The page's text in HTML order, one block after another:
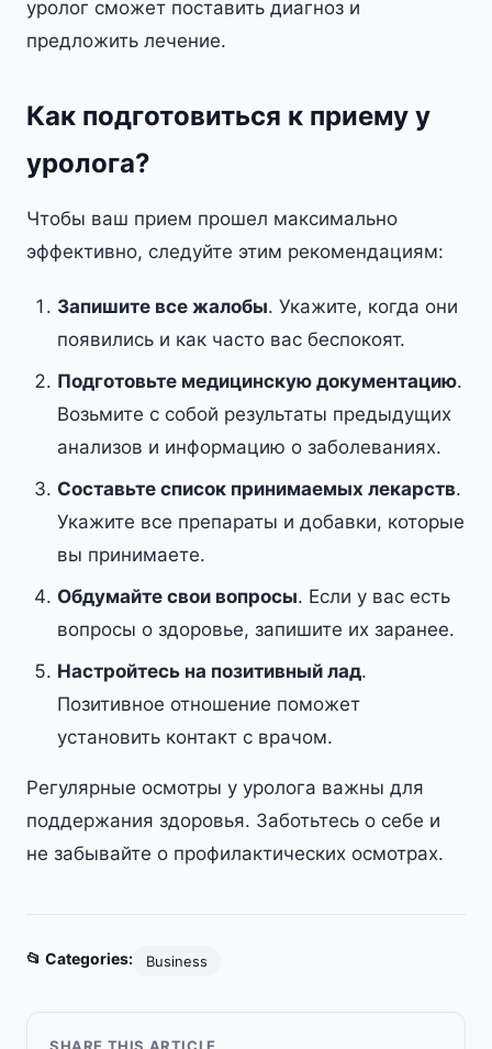
уролог сможет поставить диагноз и
предложить лечение.
Как подготовиться к приему у
уролога?
Чтобы ваш прием прошел максимально
эффективно, следуйте этим рекомендациям:
Запишите все жалобы. Укажите, когда они
появились и как часто вас беспокоят.
Подготовьте медицинскую документацию.
Возьмите с собой результаты предыдущих
анализов и информацию о заболеваниях.
Составьте список принимаемых лекарств.
Укажите все препараты и добавки, которые
вы принимаете.
Обдумайте свои вопросы. Если у вас есть
вопросы о здоровье, запишите их заранее.
Настройтесь на позитивный лад.
Позитивное отношение поможет
установить контакт с врачом.
Регулярные осмотры у уролога важны для
поддержания здоровья. Заботьтесь о себе и
не забывайте о профилактических осмотрах.
📂 Categories: Business